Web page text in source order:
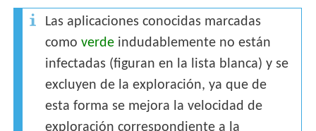
Las aplicaciones conocidas marcadas
comoverde indudablemente no están
infectadas (figuran en la lista blanca) y se
excluyen de la exploración, ya que de
esta forma se mejora la velocidad de
exploración correspondiente a la